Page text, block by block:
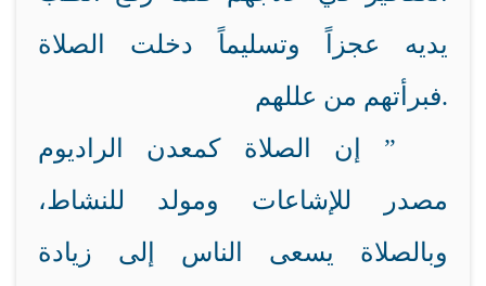
يديه عجزاً وتسليماً دخلت الصلاة
فبرأتهم من عللهم.
” إن الصلاة كمعدن الراديوم
مصدر للإشاعات ومولد للنشاط،
وبالصلاة يسعى الناس إلى زيادة